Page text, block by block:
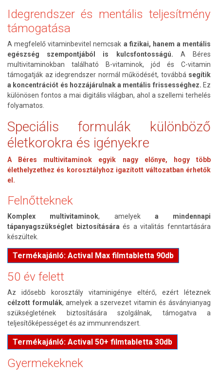
Idegrendszer és mentális teljesítmény
támogatása
A megfelelő vitaminbevitel nemcsak a fizikai, hanem a mentális
egészség szempontjából is kulcsfontosságú. A Béres
multivitaminokban található B-vitaminok, jód és C-vitamin
támogatják az idegrendszer normál működését, továbbá segítik
a koncentrációt és hozzájárulnak a mentális frissességhez. Ez
különösen fontos a mai digitális világban, ahol a szellemi terhelés
folyamatos.
Speciális formulák különböző
életkorokra és igényekre
A Béres multivitaminok egyik nagy előnye, hogy több
élethelyzethez és korosztályhoz igazított változatban érhetők
el.
Felnőtteknek
Komplex multivitaminok, amelyek a mindennapi
tápanyagszükséglet biztosítására és a vitalitás fenntartására
készültek.
Termékajánló: Actival Max filmtabletta 90db
50 év felett
Az idősebb korosztály vitaminigénye eltérő, ezért léteznek
célzott formulák, amelyek a szervezet vitamin és ásványianyag
szükségletének biztosítására szolgálnak, támogatva a
teljesítőképességet és az immunrendszert.
Termékajánló: Actival 50+ filmtabletta 30db
Gyermekeknek